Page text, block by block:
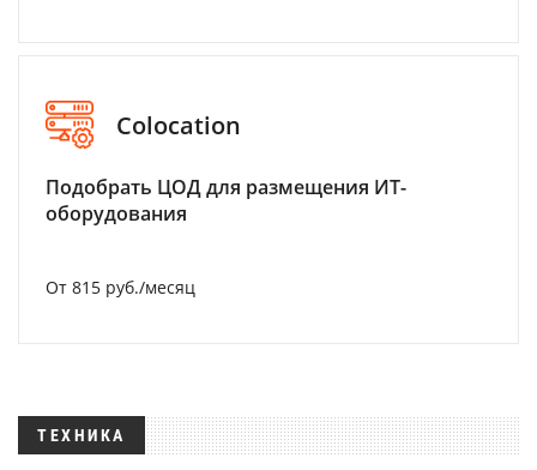
Colocation
Подобрать ЦОД для размещения ИТ-
оборудования
От 815 руб./месяц
ТЕХНИКА